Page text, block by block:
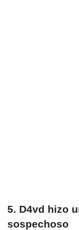
5. D4vd hizo
sospechoso